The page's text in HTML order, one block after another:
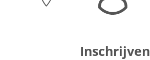
Inschrijven